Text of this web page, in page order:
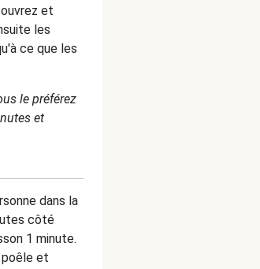
et
les
ce que les
le préférez
et
dans la
côté
1 minute.
poêle et